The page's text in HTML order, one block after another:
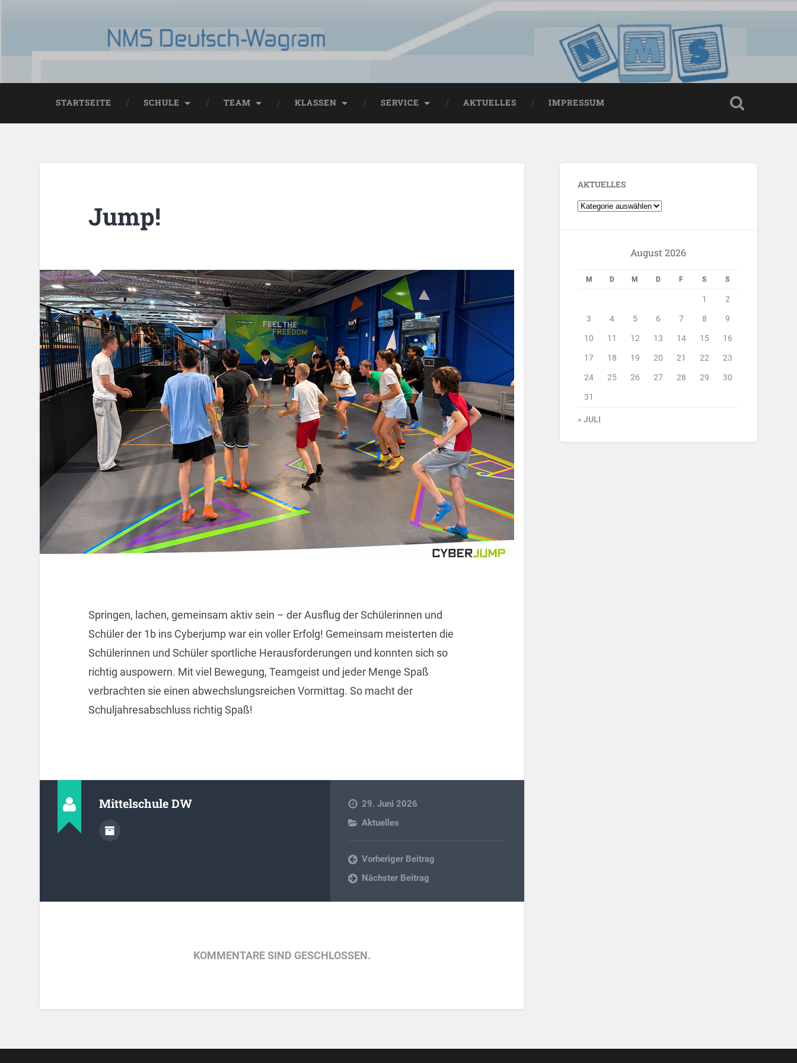
STARTSEITE SCHULE TEAM KLASSEN SERVICE AKTUELLES IMPRESSUM
Jump!
Springen, lachen, gemeinsam aktiv sein – derAusflug der Schülerinnen und
Schüler der 1b ins Cyberjump war ein voller Erfolg! Gemeinsam meisterten die
Schülerinnen und Schüler sportliche Herausforderungen und konnten sich so
richtig auspowern. Mit viel Bewegung, Teamgeist und jeder Menge Spaß
verbrachten sie einen abwechslungsreichen Vormittag. So macht der
Schuljahresabschluss richtig Spaß!
Mittelschule DW
29. Juni 2026
Aktuelles
Vorheriger Beitrag
Nächster Beitrag
KOMMENTARE SIND GESCHLOSSEN.
AKTUELLES
August 2026
M D M D F S S
1 2
3 4 5 6 7 8 9
10 11 12 13 14 15 16
17 18 19 20 21 22 23
24 25 26 27 28 29 30
31
« JULI